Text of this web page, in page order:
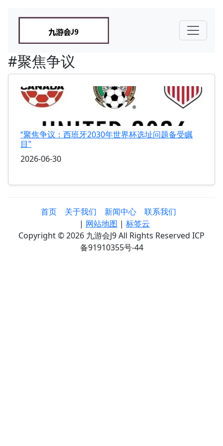
#聚焦争议
“聚焦争议：西班牙2030年世界杯选址问题备受瞩
目”
2026-06-30
首页 关于我们 新闻中心
联系我们
| 网站地图 | 标签云
Copyright © 2026 九游会J9 All Rights Reserved ICP
备91910355号-44